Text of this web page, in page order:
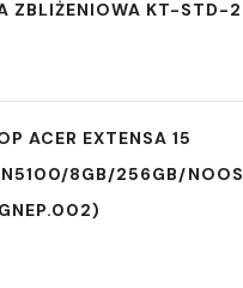
ZBLIŻENIOWA KT-STD-2
ACER EXTENSA 15
8GB/256GB/NOOS